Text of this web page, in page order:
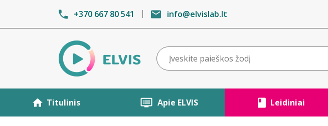
+370 667 80 541 info@elvislab.lt
Titulinis Apie ELVIS Leidiniai